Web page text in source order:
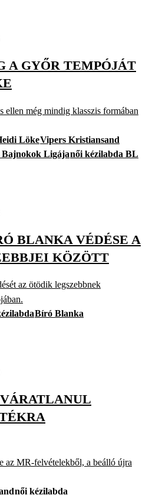
A GYŐR TEMPÓJÁT
ellen még mindig klasszis formában
LökeVipers Kristiansand
Bajnokok Ligájanői kézilabda BL
BLANKA VÉDÉSE A
KÖZÖTT
az ötödik legszebbnek
Bíró Blanka
az MR-felvételekből, a beálló újra
női kézilabda